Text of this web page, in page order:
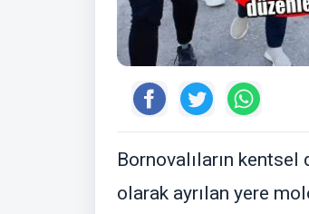
Bornovalıların
olarak ayrılan yere